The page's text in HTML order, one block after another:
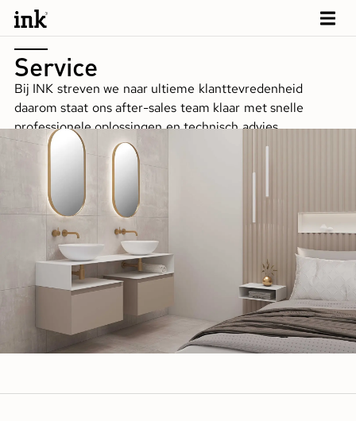
Service
Bij INK streven we naar ultieme klanttevredenheid
daarom staat ons after-sales team klaar met snelle
professionele oplossingen en technisch advies.